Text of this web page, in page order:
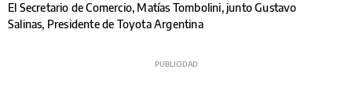
El Secretario de Comercio, Matías Tombolini, junto Gustavo
Salinas, Presidente de Toyota Argentina